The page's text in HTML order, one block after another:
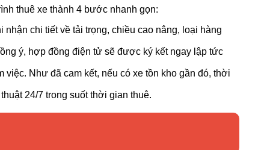
thuê xe thành 4 bước nhanh gọn:
chi tiết về tải trọng, chiều cao nâng, loại hàng
ý, hợp đồng điện tử sẽ được ký kết ngay lập tức
Như đã cam kết, nếu có xe tồn kho gần đó, thời
24/7 trong suốt thời gian thuê.